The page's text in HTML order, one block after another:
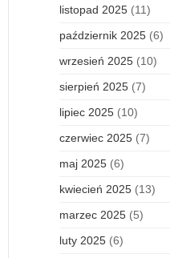
listopad 2025 (11)
październik 2025 (6)
wrzesień 2025 (10)
sierpień 2025 (7)
lipiec 2025 (10)
czerwiec 2025 (7)
maj 2025 (6)
kwiecień 2025 (13)
marzec 2025 (5)
luty 2025 (6)